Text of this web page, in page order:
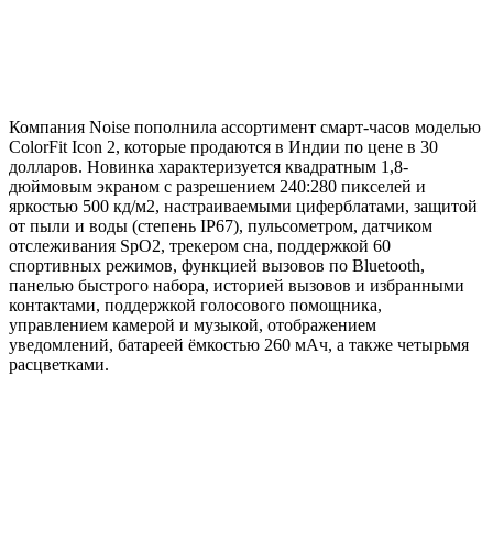
Компания Noise пополнила ассортимент смарт-часов моделью
ColorFit Icon 2, которые продаются в Индии по цене в 30
долларов. Новинка характеризуется квадратным 1,8-
дюймовым экраном с разрешением 240:280 пикселей и
яркостью 500 кд/м2, настраиваемыми циферблатами, защитой
от пыли и воды (степень IP67), пульсометром, датчиком
отслеживания SpO2, трекером сна, поддержкой 60
спортивных режимов, функцией вызовов по Bluetooth,
панелью быстрого набора, историей вызовов и избранными
контактами, поддержкой голосового помощника,
управлением камерой и музыкой, отображением
уведомлений, батареей ёмкостью 260 мАч, а также четырьмя
расцветками.